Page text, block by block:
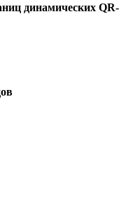
динамических QR-